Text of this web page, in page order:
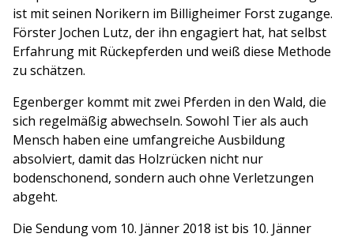
ist mit seinen Norikern im Billigheimer Forst zugange.
Förster Jochen Lutz, der ihn engagiert hat, hat selbst
Erfahrung mit Rückepferden und weiß diese Methode
zu schätzen.
Egenberger kommt mit zwei Pferden in den Wald, die
sich regelmäßig abwechseln. Sowohl Tier als auch
Mensch haben eine umfangreiche Ausbildung
absolviert, damit das Holzrücken nicht nur
bodenschonend, sondern auch ohne Verletzungen
abgeht.
Die Sendung vom 10. Jänner 2018 ist bis 10. Jänner